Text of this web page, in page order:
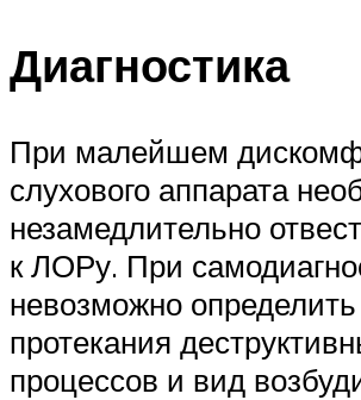
Диагностика
При малейшем
слухового аппарата
незамедлительно
к ЛОРу. При
невозможно
протекания
процессов и вид